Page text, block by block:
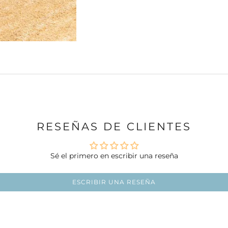
RESEÑAS DE CLIENTES
Sé el primero en escribir una reseña
ESCRIBIR UNA RESEÑA